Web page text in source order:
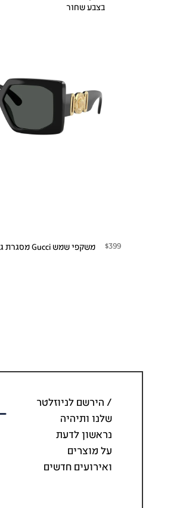
בצבע שחור
$399 משקפי שמש Gucci מסגרת גאומטרית בצבע אפור
/ הירשם לניוזלטר
שלנו ותיהיה
נראשון לדעת
על מוצרים
ואירועים חדשים